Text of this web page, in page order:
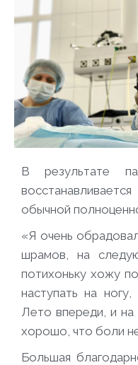
В результате
обычной
«Я очень
шрамов, на
потихоньку хожу
наступать на
Лето впереди, и на
хорошо, что боли
Большая